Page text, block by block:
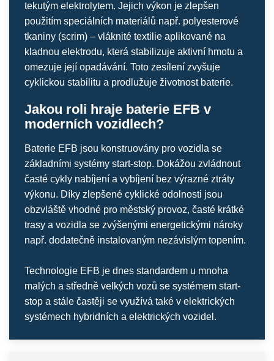
tekutým elektrolytem. Jejich výkon je zlepšen
použitím speciálních materiálů např. polyesterové
tkaniny (scrim) – vláknité textilie aplikované na
kladnou elektrodu, která stabilizuje aktivní hmotu a
omezuje její opadávání. Toto zesílení zvyšuje
cyklickou stabilitu a prodlužuje životnost baterie.
Jakou roli hraje baterie EFB v
moderních vozidlech?
Baterie EFB jsou konstruovány pro vozidla se
základními systémy start-stop. Dokážou zvládnout
časté cykly nabíjení a vybíjení bez výrazné ztráty
výkonu. Díky zlepšené cyklické odolnosti jsou
obzvláště vhodné pro městský provoz, časté krátké
trasy a vozidla se zvýšenými energetickými nároky
např. dodatečně instalovaným nezávislým topením.
Technologie EFB je dnes standardem u mnoha
malých a středně velkých vozů se systémem start-
stop a stále častěji se využívá také v elektrických
systémech hybridních a elektrických vozidel.